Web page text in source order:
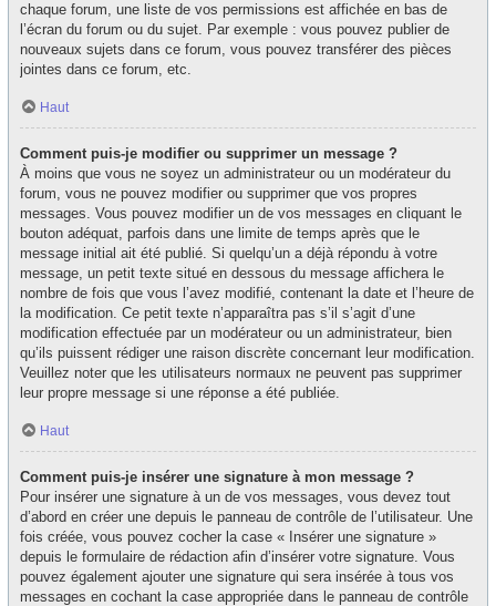
chaque forum, une liste de vos permissions est affichée en bas de
l’écran du forum ou du sujet. Par exemple : vous pouvez publier de
nouveaux sujets dans ce forum, vous pouvez transférer des pièces
jointes dans ce forum, etc.
Haut
Comment puis-je modifier ou supprimer un message ?
À moins que vous ne soyez un administrateur ou un modérateur du
forum, vous ne pouvez modifier ou supprimer que vos propres
messages. Vous pouvez modifier un de vos messages en cliquant le
bouton adéquat, parfois dans une limite de temps après que le
message initial ait été publié. Si quelqu’un a déjà répondu à votre
message, un petit texte situé en dessous du message affichera le
nombre de fois que vous l’avez modifié, contenant la date et l’heure de
la modification. Ce petit texte n’apparaîtra pas s’il s’agit d’une
modification effectuée par un modérateur ou un administrateur, bien
qu’ils puissent rédiger une raison discrète concernant leur modification.
Veuillez noter que les utilisateurs normaux ne peuvent pas supprimer
leur propre message si une réponse a été publiée.
Haut
Comment puis-je insérer une signature à mon message ?
Pour insérer une signature à un de vos messages, vous devez tout
d’abord en créer une depuis le panneau de contrôle de l’utilisateur. Une
fois créée, vous pouvez cocher la case « Insérer une signature »
depuis le formulaire de rédaction afin d’insérer votre signature. Vous
pouvez également ajouter une signature qui sera insérée à tous vos
messages en cochant la case appropriée dans le panneau de contrôle